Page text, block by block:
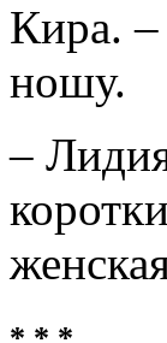
Кира.
ношу.
–